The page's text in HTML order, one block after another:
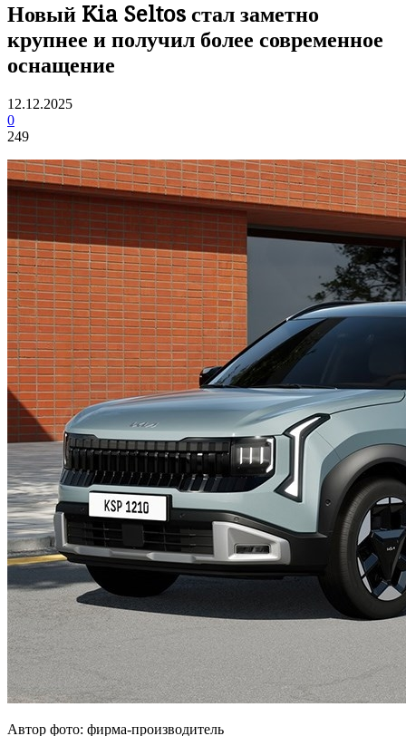
Новый Kia Seltos стал заметно
крупнее и получил более современное
оснащение
12.12.2025
0
249
Автор фото: фирма-производитель